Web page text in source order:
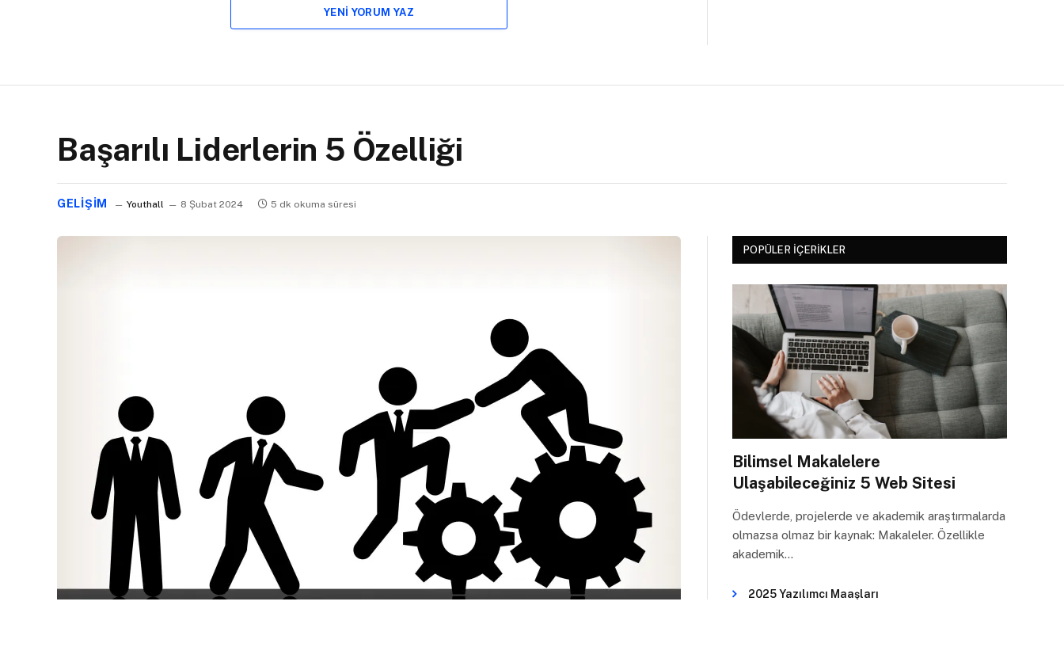
YENI YORUM YAZ
Başarılı Liderlerin 5 Özelliği
GELIŞIM Youthall 8 Şubat 2024 5 dk okuma süresi
POPÜLER İÇERIKLER
Bilimsel Makalelere
Ulaşabileceğiniz 5 Web Sitesi
Ödevlerde, projelerde ve akademik araştırmalarda
olmazsa olmaz bir kaynak: Makaleler. Özellikle
akademik…
2025 Yazılımcı Maaşları